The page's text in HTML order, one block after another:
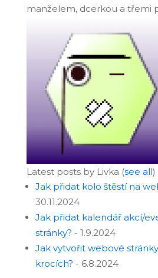
manželem, dcerkou a třemi
Latest posts by Livka (see all)
Jak přidat kolo štěstí na
30.11.2024
Jak přidat kalendář akcí/
stránky? - 1.9.2024
Jak vytvořit webové
krocích? - 6.8.2024